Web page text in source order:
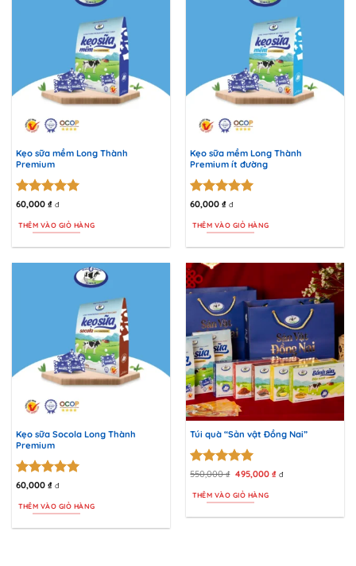
Kẹo sữa mềm Long Thành
Premium
Được xếp
sao
60,000₫ đ
THÊM VÀO GIỎ HÀNG
Kẹo sữa mềm Long Thành
Premium ít đường
Được xếp
sao
60,000₫ đ
THÊM VÀO GIỎ HÀNG
Kẹo sữa Socola Long Thành
Premium
Được xếp
sao
60,000₫ đ
THÊM VÀO GIỎ HÀNG
Túi quà “Sản vật Đồng Nai”
Được xếp
sao
550,000₫ Giá
là:
550,000 ₫.
495,000 ₫Giá
đ
THÊM VÀO GIỎ HÀNG